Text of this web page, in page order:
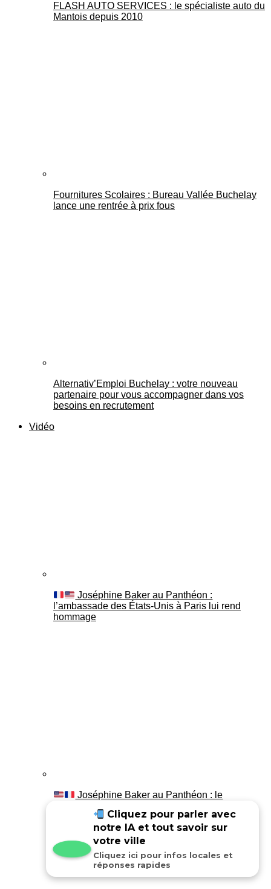
FLASH AUTO SERVICES : le spécialiste auto du
Mantois depuis 2010
Fournitures Scolaires : Bureau Vallée Buchelay
lance une rentrée à prix fous
Alternativ’Emploi Buchelay : votre nouveau
partenaire pour vous accompagner dans vos
besoins en recrutement
Vidéo
Joséphine Baker au Panthéon :
l’ambassade des États-Unis à Paris lui rend
hommage
Joséphine Baker au Panthéon : le
Cliquez pour parler avec
notre IA et tout savoir sur
votre ville
Cliquez ici pour infos locales et
réponses rapides